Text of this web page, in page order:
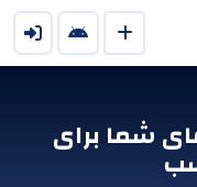
شما برای